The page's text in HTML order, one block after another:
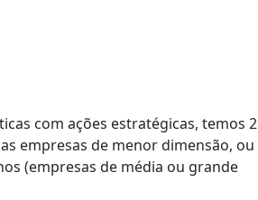
com ações estratégicas, temos 2
empresas de menor dimensão, ou
(empresas de média ou grande